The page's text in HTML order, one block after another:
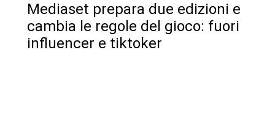
Fratello?
- Autore
Mediaset prepara due edizioni e
cambia le regole del gioco: fuori
influencer e tiktoker